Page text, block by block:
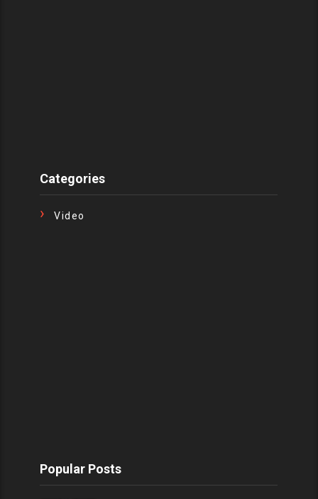
Categories
Video
Popular Posts